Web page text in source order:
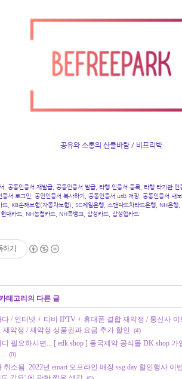
공유와 소통의 산들바람 / 비프리박
공동인증서 재발급, 공동인증서 발급, 타행 인증서 등록, 타행 타기관 인
증서 로그인 공인인증서 복사하기 , 공동인증서 usb 저장, 공동인증서 내
드 , KB손해보험(자동차보험), SC제일은행, 스탠다드차타드은행, NH은행,
현대카드 , NH농협카드 , NH콕뱅크 삼성카드 삼성앱카드
하기
테고리의 다른 글
/ 인터넷 + 티비 IPTV + 휴대폰 결합 재약정 / 통신사
약정 / 재약정 상품권과 요금 추가 할인
(4)
필요하시면... [ edk shop ] 동국제약 공식몰 DK shop
(0)
소됨. 2022년 emart 오프라인 매장 ssg day 할인행사 이